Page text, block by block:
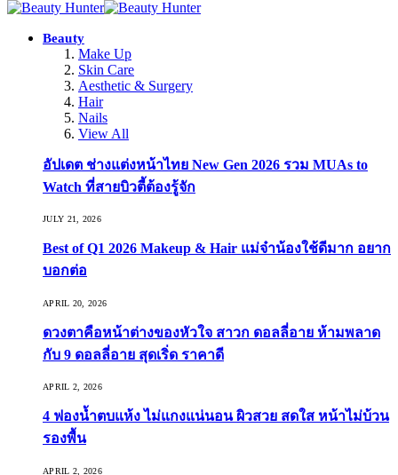
Beauty
Make Up
Skin Care
Aesthetic & Surgery
Hair
Nails
View All
อัปเดต ช่างแต่งหน้าไทย New Gen 2026 รวม MUAs to
Watch ที่สายบิวตี้ต้องรู้จัก
JULY 21, 2026
Best of Q1 2026 Makeup & Hair แม่จ๋าน้องใช้ดีมาก อยาก
บอกต่อ
APRIL 20, 2026
ดวงตาคือหน้าต่างของหัวใจ สาวก ดอลลี่อาย ห้ามพลาด
กับ 9 ดอลลี่อาย สุดเริ่ด ราคาดี
APRIL 2, 2026
4 ฟองน้ำตบแห้ง ไม่แกงแน่นอน ผิวสวย สดใส หน้าไม่บ้วน
รองพื้น
APRIL 2, 2026